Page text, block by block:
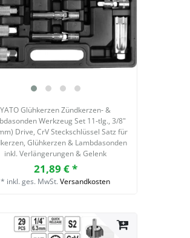
YATO Glühkerzen Zündkerzen‑ &
Werkzeug Set 11‑tlg., 3/8"
Drive, CrV Steckschlüssel Satz für
Glühkerzen & Lambdasonden
inkl. Verlängerungen & Gelenk
21,89 € *
* inkl. ges. MwSt. Versandkosten